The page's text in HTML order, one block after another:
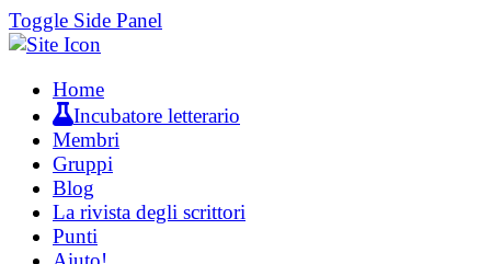
Toggle Side Panel
Home
Incubatore letterario
Membri
Gruppi
Blog
La rivista degli scrittori
Punti